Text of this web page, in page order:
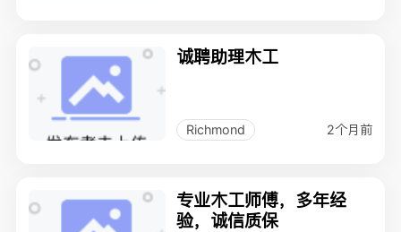
诚聘助理木工
Richmond 2个月前
专业木工师傅，多年经
验，诚信质保